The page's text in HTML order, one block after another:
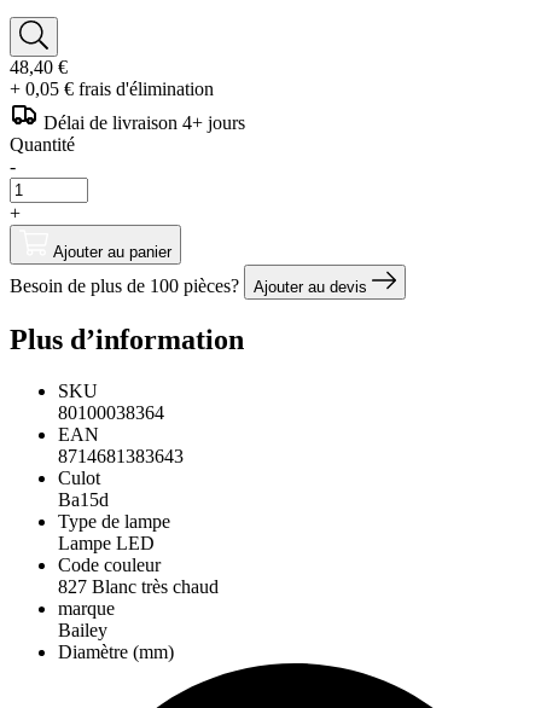
48,40 €
+ 0,05 € frais d'élimination
Délai de livraison 4+ jours
Quantité
-
+
Ajouter au panier
Besoin de plus de 100 pièces? Ajouter au devis
Plus d’information
SKU
80100038364
EAN
8714681383643
Culot
Ba15d
Type de lampe
Lampe LED
Code couleur
827 Blanc très chaud
marque
Bailey
Diamètre (mm)